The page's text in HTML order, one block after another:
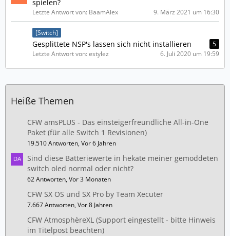
spielen?
Letzte Antwort von: BaamAlex 9. März 2021 um 16:30
[Switch]
Gesplittete NSP's lassen sich nicht installieren
5
Letzte Antwort von: estylez
6. Juli 2020 um 19:59
Heiße Themen
CFW amsPLUS - Das einsteigerfreundliche All-in-One
Paket (für alle Switch 1 Revisionen)
19.510 Antworten, Vor 6 Jahren
Sind diese Batteriewerte in hekate meiner gemoddeten
switch oled normal oder nicht?
62 Antworten, Vor 3 Monaten
CFW SX OS und SX Pro by Team Xecuter
7.667 Antworten, Vor 8 Jahren
CFW AtmosphèreXL (Support eingestellt - bitte Hinweis
im Titelpost beachten)